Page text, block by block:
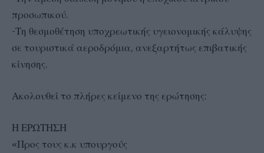
προσωπικού.
-Τη θεσμοθέτηση υποχρεωτικής υγειονομικής κάλυψης
σε τουριστικά αεροδρόμια, ανεξαρτήτως επιβατικής
κίνησης.
Ακολουθεί το πλήρες κείμενο της ερώτησης:
Η ΕΡΩΤΗΣΗ
«Προς τους κ.κ υπουργούς